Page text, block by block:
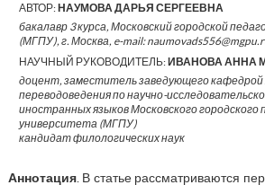
АВТОР:НАУМОВА ДАРЬЯ СЕРГЕЕВНА
бакалавр 3 курса, Московский городской
(МГПУ), г. Москва, e-mail:
НАУЧНЫЙ РУКОВОДИТЕЛЬ:ИВАНОВА АННА
доцент, заместитель заведующего кафедрой
переводоведения по научно-
иностранных языков Московского городского
университета (МГПУ)
кандидат филологических наук
Аннотация. В статье рассматриваются